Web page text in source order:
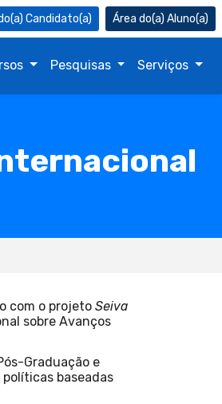
Candidato(a) Aluno(a)
Pesquisas Serviços
com o projeto Seiva
sobre Avanços
Graduação e
baseadas